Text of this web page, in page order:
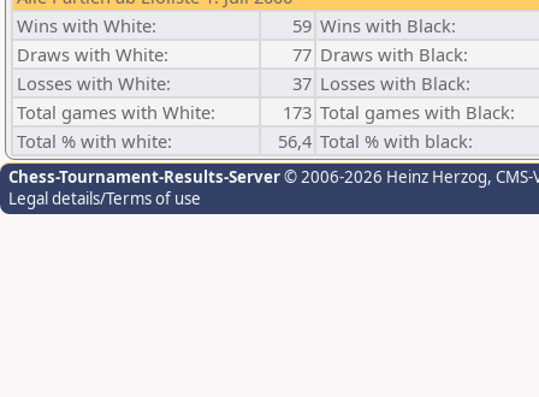
Wins with White:
59 Wins with Black:
Draws with White:
77 Draws with Black:
Losses with White:
37 Losses with Black:
Total games with White:
173 Total games with Black:
Total % with white:
56,4 Total % with black:
Chess-Tournament-Results-Server© 2006-2026 Heinz Herzog,
Legal details/Terms of use